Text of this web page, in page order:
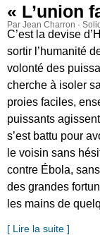
« L’union
Par Jean Charron ·
C’est la devise
sortir l’humanité
volonté des
cherche à isoler
proies faciles,
puissants
s’est battu pour
le voisin sans
contre Ébola,
des grandes
les mains de
[ Lire la suite ]